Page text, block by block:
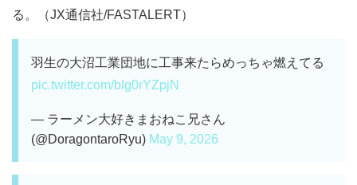
る。（JX通信社/FASTALERT）
羽生の大沼工業団地に工事来たらめっちゃ燃えてる
pic.twitter.com/bIg0rYZpjN
— ラーメン大好きまおねこ兄さん
(@DoragontaroRyu) May 9, 2026